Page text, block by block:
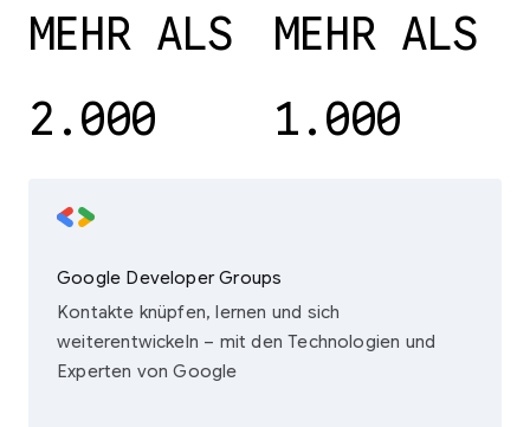
MEHR ALS
2.000
MEHR ALS
1.000
Google Developer Groups
Kontakte knüpfen, lernen und sich
weiterentwickeln – mit den Technologien und
Experten von Google